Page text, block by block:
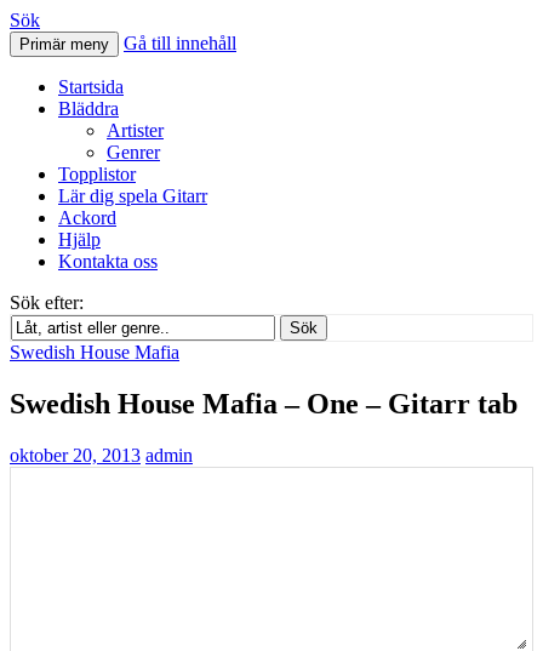
Svenskatabs.se
Sök
Primär meny Gå till innehåll
Startsida
Bläddra
Artister
Genrer
Topplistor
Lär dig spela Gitarr
Ackord
Hjälp
Kontakta oss
Sök efter:
Sök
Swedish House Mafia
Swedish House Mafia – One – Gitarr tab
oktober 20, 2013 admin